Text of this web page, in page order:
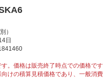
）
日
。価格は販売終了時点での価格です
けの積算見積価格であり、一般消